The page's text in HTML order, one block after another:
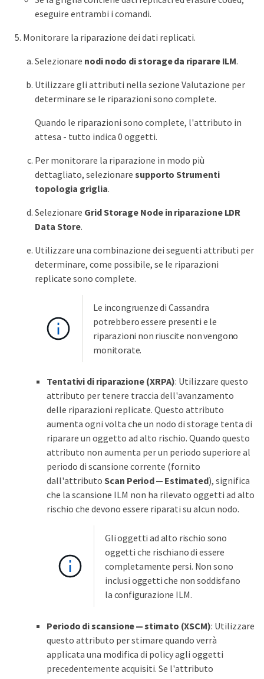
eseguire entrambi i comandi.
Monitorare la riparazione dei dati replicati.
Selezionare nodi nodo di storage da riparare ILM.
Utilizzare gli attributi nella sezione Valutazione per
determinare se le riparazioni sono complete.
Quando le riparazioni sono complete, l'attributo in
attesa - tutto indica 0 oggetti.
Per monitorare la riparazione in modo più
dettagliato, selezionare supporto Strumenti
topologia griglia.
Selezionare GridStorage Node in riparazione LDR
Data Store.
Utilizzare una combinazione dei seguenti attributi per
determinare, come possibile, se le riparazioni
replicate sono complete.
Le incongruenze di Cassandra
potrebbero essere presenti e le
riparazioni non riuscite non vengono
monitorate.
Tentativi di riparazione (XRPA): Utilizzare questo
attributo per tenere traccia dell'avanzamento
delle riparazioni replicate. Questo attributo
aumenta ogni volta che un nodo di storage tenta di
riparare un oggetto ad alto rischio. Quando questo
attributo non aumenta per un periodo superiore al
periodo di scansione corrente (fornito
dall'attributo Scan Period — Estimated), significa
che la scansione ILM non ha rilevato oggetti ad alto
rischio che devono essere riparati su alcun nodo.
Gli oggetti ad alto rischio sono
oggetti che rischiano di essere
completamente persi. Non sono
inclusi oggetti che non soddisfano
la configurazione ILM.
Periodo di scansione — stimato (XSCM): Utilizzare
questo attributo per stimare quando verrà
applicata una modifica di policy agli oggetti
precedentemente acquisiti. Se l'attributo